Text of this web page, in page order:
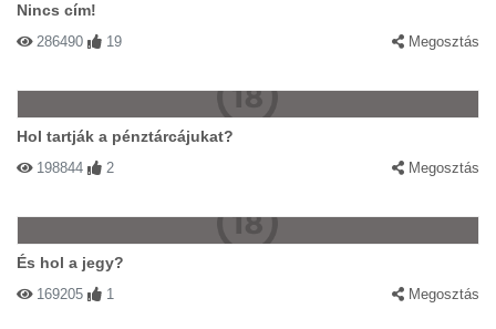
Nincs cím!
286490 19 Megosztás
Hol tartják a pénztárcájukat?
198844 2 Megosztás
És hol a jegy?
169205 1 Megosztás